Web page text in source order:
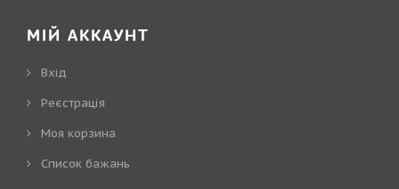
МІЙ АККАУНТ
Вхід
Реєстрація
Моя корзина
Cписок бажань